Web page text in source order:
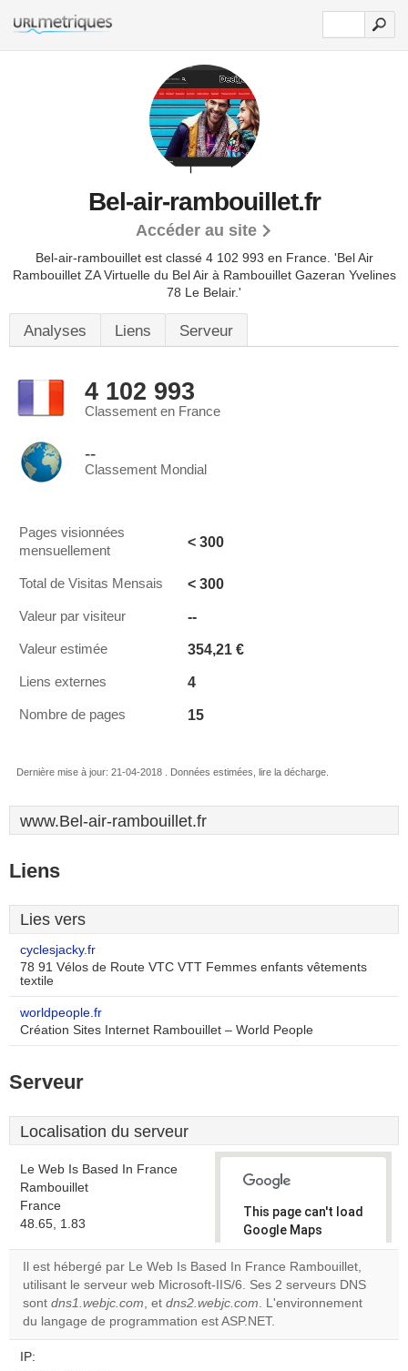
Bel-air-rambouillet.fr
Accéder au site
Bel-air-rambouillet est classé 4 102 993 en France. 'Bel Air
Rambouillet ZA Virtuelle du Bel Air à Rambouillet Gazeran Yvelines
78 Le Belair.'
Analyses Liens Serveur
4 102 993
Classement en France
--
Classement Mondial
Pages visionnées
mensuellement
< 300
Total de Visitas Mensais < 300
Valeur par visiteur --
Valeur estimée 354,21 €
Liens externes 4
Nombre de pages 15
Dernière mise à jour: 21-04-2018 . Données estimées, lire la décharge.
www.Bel-air-rambouillet.fr
Liens
Lies vers
cyclesjacky.fr
78 91 Vélos de Route VTC VTT Femmes enfants vêtements
textile
worldpeople.fr
Création Sites Internet Rambouillet – World People
Serveur
Localisation du serveur
Le Web Is Based In France
Rambouillet
France
48.65, 1.83
This page can't load
Google Maps
correctly.
Do you
own this
website?
OK
Il est hébergé par Le Web Is Based In France Rambouillet,
utilisant le serveur web Microsoft-IIS/6. Ses 2 serveurs DNS
sont dns1.webjc.com, et dns2.webjc.com. L'environnement
du langage de programmation est ASP.NET.
IP: